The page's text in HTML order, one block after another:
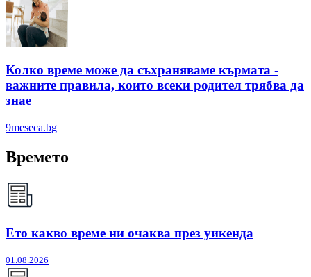
Колко време може да съхраняваме кърмата -
важните правила, които всеки родител трябва да
знае
9meseca.bg
Времето
Ето какво време ни очаква през уикенда
01.08.2026